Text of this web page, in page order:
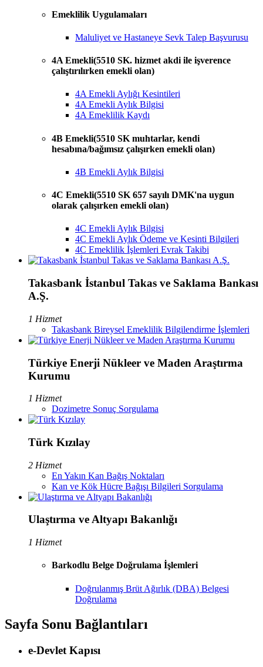
Emeklilik Uygulamaları
Maluliyet ve Hastaneye Sevk Talep Başvurusu
4A Emekli(5510 SK. hizmet akdi ile işverence
çalıştırılırken emekli olan)
4A Emekli Aylığı Kesintileri
4A Emekli Aylık Bilgisi
4A Emeklilik Kaydı
4B Emekli(5510 SK muhtarlar, kendi
hesabına/bağımsız çalışırken emekli olan)
4B Emekli Aylık Bilgisi
4C Emekli(5510 SK 657 sayılı DMK'na uygun
olarak çalışırken emekli olan)
4C Emekli Aylık Bilgisi
4C Emekli Aylık Ödeme ve Kesinti Bilgileri
4C Emeklilik İşlemleri Evrak Takibi
Takasbank İstanbul Takas ve Saklama Bankası
A.Ş.
1 Hizmet
Takasbank Bireysel Emeklilik Bilgilendirme İşlemleri
Türkiye Enerji Nükleer ve Maden Araştırma
Kurumu
1 Hizmet
Dozimetre Sonuç Sorgulama
Türk Kızılay
2 Hizmet
En Yakın Kan Bağış Noktaları
Kan ve Kök Hücre Bağışı Bilgileri Sorgulama
Ulaştırma ve Altyapı Bakanlığı
1 Hizmet
Barkodlu Belge Doğrulama İşlemleri
Doğrulanmış Brüt Ağırlık (DBA) Belgesi
Doğrulama
Sayfa Sonu Bağlantıları
e-Devlet Kapısı